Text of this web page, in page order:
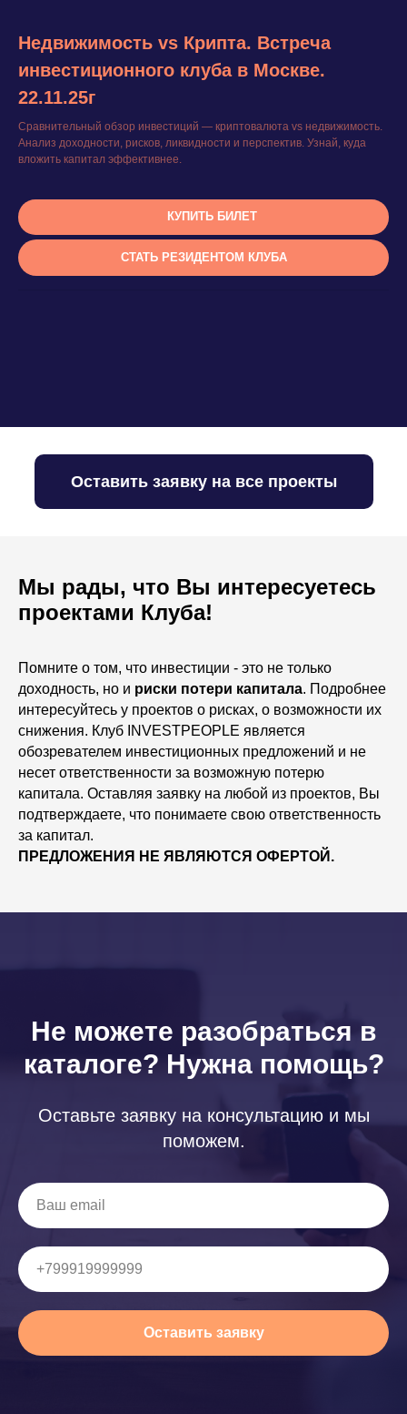
Недвижимость vs Крипта. Встреча
инвестиционного клуба в Москве.
22.11.25г
Сравнительный обзор инвестиций — криптовалюта vs недвижимость.
Анализ доходности, рисков, ликвидности и перспектив. Узнай, куда
вложить капитал эффективнее.
КУПИТЬ БИЛЕТ
СТАТЬ РЕЗИДЕНТОМ КЛУБА
Оставить заявку на все проекты
Мы рады, что Вы интересуетесь
проектами Клуба!
Помните о том, что инвестиции - это не только
доходность, но и риски потери капитала. Подробнее
интересуйтесь у проектов о рисках, о возможности их
снижения. Клуб INVESTPEOPLE является
обозревателем инвестиционных предложений и не
несет ответственности за возможную потерю
капитала. Оставляя заявку на любой из проектов, Вы
подтверждаете, что понимаете свою ответственность
за капитал.
ПРЕДЛОЖЕНИЯ НЕ ЯВЛЯЮТСЯ ОФЕРТОЙ.
Не можете разобраться в
каталоге? Нужна помощь?
Оставьте заявку на консультацию и мы
поможем.
Оставить заявку